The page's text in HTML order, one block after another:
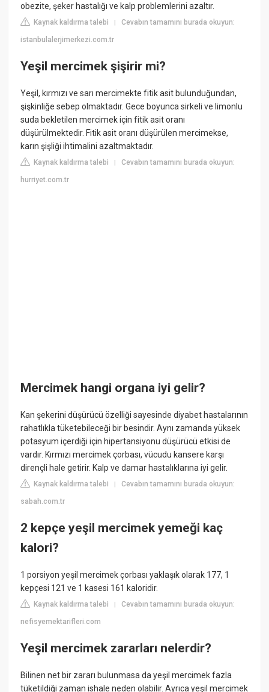
obezite, şeker hastalığı ve kalp problemlerini azaltır.
Kaynak kaldırma talebi |Cevabın tamamını burada okuyun:
istanbulalerjimerkezi.com.tr
Yeşil mercimek şişirir mi?
Yeşil, kırmızı ve sarı mercimekte fitik asit bulunduğundan,
şişkinliğe sebep olmaktadır. Gece boyunca sirkeli ve limonlu
suda bekletilen mercimek için fitik asit oranı
düşürülmektedir. Fitik asit oranı düşürülen mercimekse,
karın şişliği ihtimalini azaltmaktadır.
Kaynak kaldırma talebi |Cevabın tamamını burada okuyun:
hurriyet.com.tr
Mercimek hangi organa iyi gelir?
Kan şekerini düşürücü özelliği sayesinde diyabet hastalarının
rahatlıkla tüketebileceği bir besindir. Aynı zamanda yüksek
potasyum içerdiği için hipertansiyonu düşürücü etkisi de
vardır. Kırmızı mercimek çorbası, vücudu kansere karşı
dirençli hale getirir. Kalp ve damar hastalıklarına iyi gelir.
Kaynak kaldırma talebi |Cevabın tamamını burada okuyun:
sabah.com.tr
2 kepçe yeşil mercimek yemeği kaç
kalori?
1 porsiyon yeşil mercimek çorbası yaklaşık olarak 177, 1
kepçesi 121 ve 1 kasesi 161 kaloridir.
Kaynak kaldırma talebi |Cevabın tamamını burada okuyun:
nefisyemektarifleri.com
Yeşil mercimek zararları nelerdir?
Bilinen net bir zararı bulunmasa da yeşil mercimek fazla
tüketildiği zaman ishale neden olabilir. Ayrıca yeşil mercimek